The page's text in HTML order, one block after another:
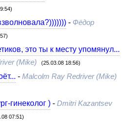
- Фёдор
это ты к месту упомянул...
(Mike) (25.03.08 18:56)
- Malcolm Ray Redriver (Mike)
гинеколог )- Dmitri Kazantsev
07:51)